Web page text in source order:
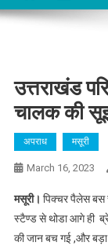
उत्तराखंड
चालक की
अपराध मसूरी
March 16, 2023
मसूरी। पिक्चर पैलेस बस
स्टैण्ड से थोडा आगे ही
की जान बच गई ,और बड़ा